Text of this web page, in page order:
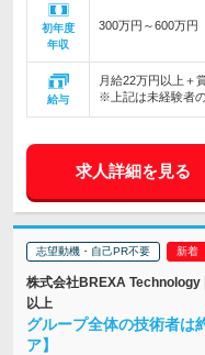
初年度
年収
300万円～600万円
給与
月給22万円以上＋
※上記は未経験者
求人詳細を見る
志望動機・自己PR不要
株式会社BREXA Technology
以上
グループ全体の技術者は
ア】